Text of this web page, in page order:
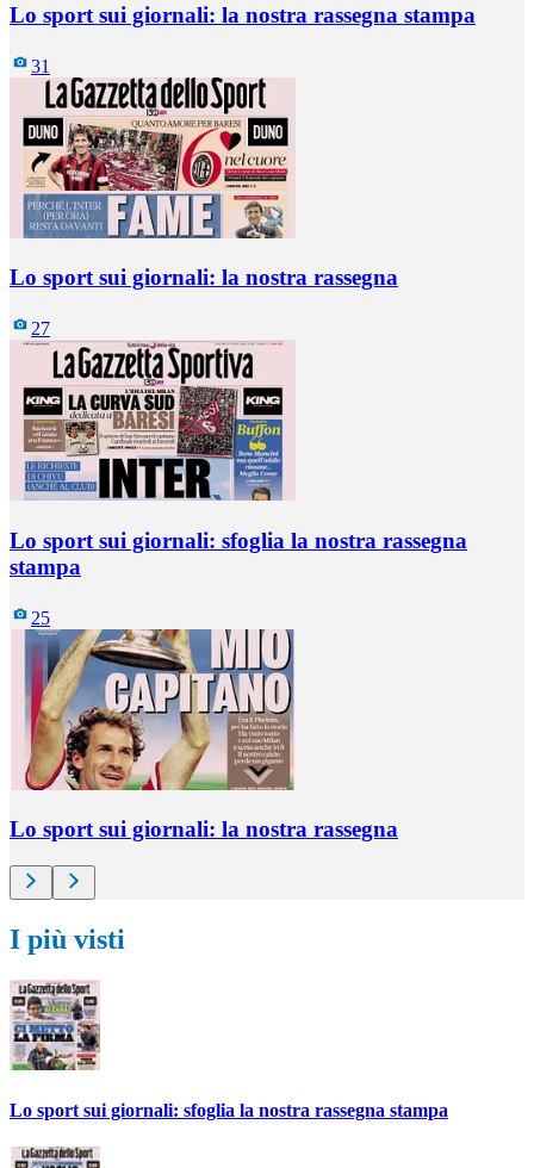
Lo sport sui giornali: la nostra rassegna stampa
31
Lo sport sui giornali: la nostra rassegna
27
Lo sport sui giornali: sfoglia la nostra rassegna
stampa
25
Lo sport sui giornali: la nostra rassegna
I più visti
Lo sport sui giornali: sfoglia la nostra rassegna stampa